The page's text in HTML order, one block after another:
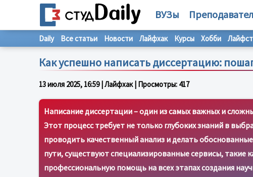
ВУЗы
Как успешно написать диссертацию:
13 июля 2025, 16:59| Лайфхак | Просмотры: 417
Daily Все статьи Новости Лайфхак Курсы Хобби
Написание диссертации – один из самых важных и
Этот процесс требует не только глубоких знаний в
проводить качественный анализ и делать
пути, существуют специализированные сервисы, такие
профессиональную помощь на всех этапах создания